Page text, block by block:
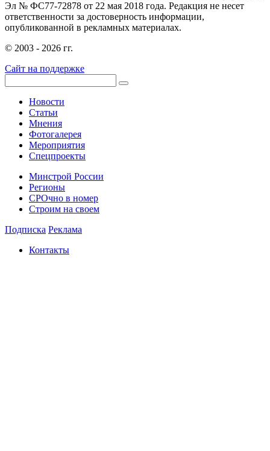
Эл № ФС77-72878 от 22 мая 2018 года. Редакция не несет
ответственности за достоверность информации,
опубликованной в рекламных материалах.
© 2003 - 2026 гг.
Сайт на поддержке
Новости
Статьи
Мнения
Фотогалерея
Мероприятия
Спецпроекты
Минстрой России
Регионы
СРОчно в номер
Строим на своем
Подписка Реклама
Контакты